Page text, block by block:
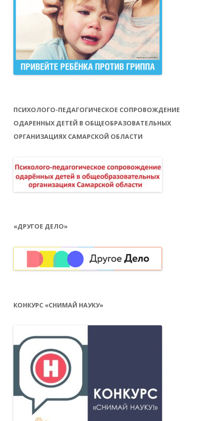
ПСИХОЛОГО-ПЕДАГОГИЧЕСКОЕ СОПРОВОЖДЕНИЕ
ОДАРЕННЫХ ДЕТЕЙ В ОБЩЕОБРАЗОВАТЕЛЬНЫХ
ОРГАНИЗАЦИЯХ САМАРСКОЙ ОБЛАСТИ
«ДРУГОЕ ДЕЛО»
КОНКУРС «СНИМАЙ НАУКУ»